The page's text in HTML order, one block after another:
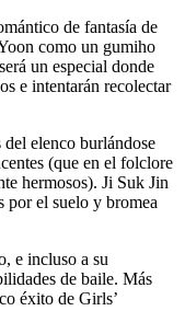
de fantasía de
como un gumiho
un especial donde
e intentarán recolectar
elenco burlándose
(que en el folclore
hermosos). Ji Suk Jin
por el suelo y bromea
e incluso a su
de baile. Más
éxito de Girls’